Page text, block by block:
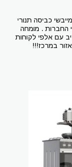
כביסה תנורי
החברות . מומחה
עם אלפי לקוחות